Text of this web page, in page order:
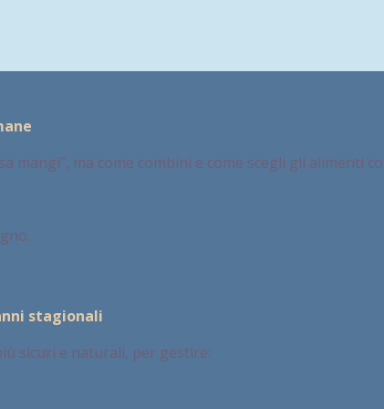
mangi”, ma come combini e come scegli gli alimenti
stagionali
sicuri e naturali, per gestire: